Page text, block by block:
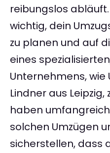
reibungslos
wichtig, dein
zu planen und auf
eines
Unternehmens, wie
Lindner aus Leipzig,
haben
solchen Umzügen
sicherstellen, dass